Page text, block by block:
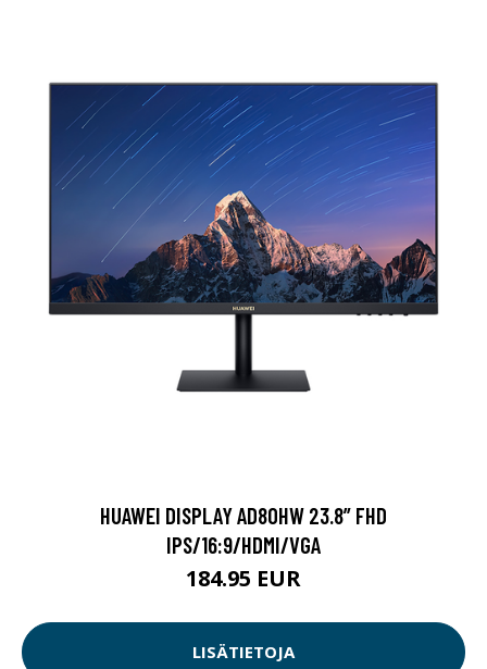
HUAWEI DISPLAY AD80HW 23.8” FHD
IPS/16:9/HDMI/VGA
184.95 EUR
LISÄTIETOJA